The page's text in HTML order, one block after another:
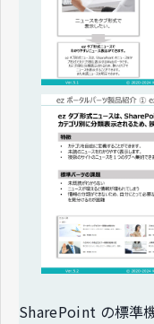
SharePoint の標準